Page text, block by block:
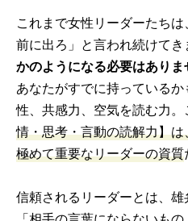
これまで女性リーダーたち
前に出ろ」と言われ続けてき
かのようになる必要はありま
あなたがすでに持っている
性、共感力、空気を読む力。
情・思考・言動の読解力】
極めて重要なリーダーの資質
信頼されるリーダーとは、雄